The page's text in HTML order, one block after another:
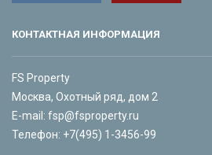
КОНТАКТНАЯ ИНФОРМАЦИЯ
FS Property
Москва, Охотный ряд, дом 2
E-mail: fsp@fsproperty.ru
Телефон: +7(495) 1-3456-99